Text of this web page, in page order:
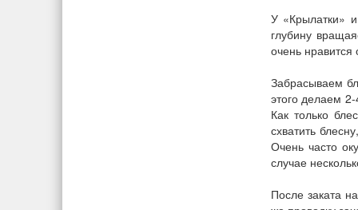
У «Крылатки»
глубину
очень нравится
Забрасываем
этого делаем
Как только
схватить
Очень часто
случае
После заката